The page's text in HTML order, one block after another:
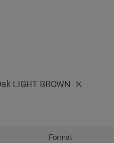
LIGHT BROWN
Format